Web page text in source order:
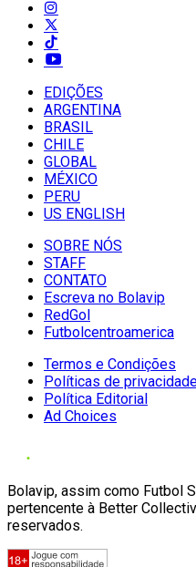
EDIÇÕES
ARGENTINA
BRASIL
CHILE
GLOBAL
MÉXICO
PERU
US ENGLISH
SOBRE NÓS
STAFF
CONTATO
Escreva no Bolavip
RedGol
Futbolcentroamerica
Termos e Condições
Políticas de
Política Editorial
Ad Choices
Bolavip, assim como Futbol
pertencente à Better
reservados.